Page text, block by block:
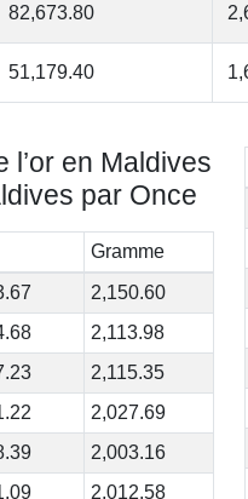
82,673.80
51,179.40
l’or en Maldives
par Once
Gramme
2,150.60
2,113.98
2,115.35
2,027.69
2,003.16
2,012.58